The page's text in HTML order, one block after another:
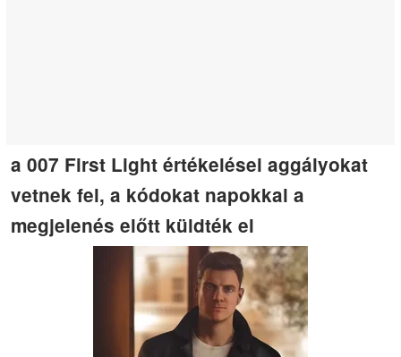
a 007 First Light értékelései aggályokat
vetnek fel, a kódokat napokkal a
megjelenés előtt küldték el